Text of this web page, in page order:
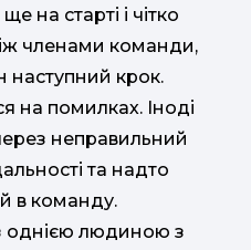
на старті і чітко
членами команди,
наступний крок.
на помилках. Іноді
неправильний
та надто
в команду.
однією людиною з